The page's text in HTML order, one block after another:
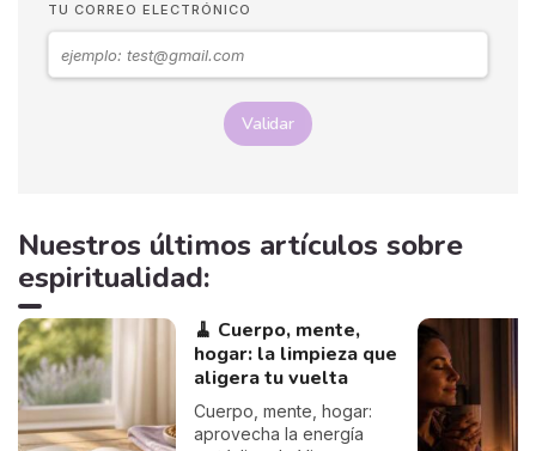
TU CORREO ELECTRÓNICO
Validar
Nuestros últimos artículos sobre
espiritualidad:
🧹 Cuerpo, mente,
hogar: la limpieza que
aligera tu vuelta
Cuerpo, mente, hogar:
aprovecha la energía